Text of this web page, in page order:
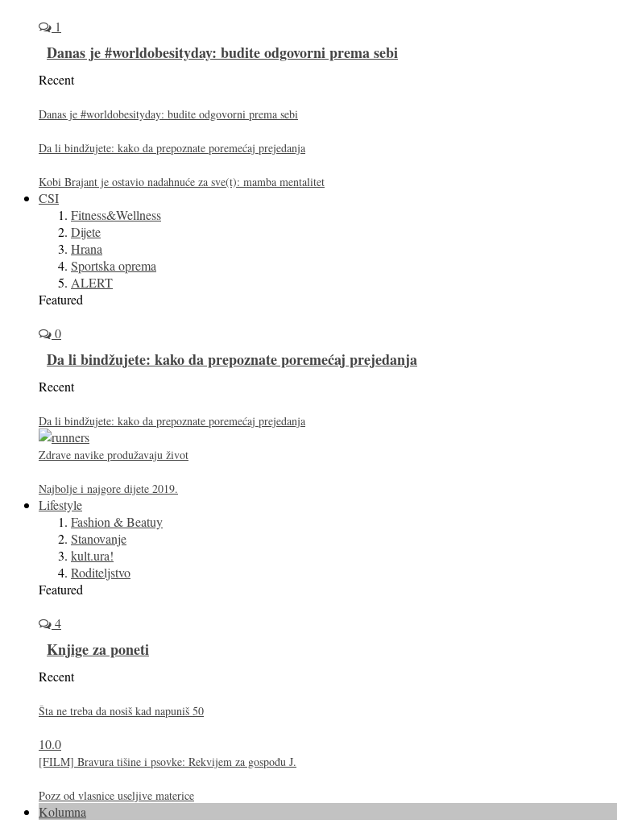
1
Danas je #worldobesityday: budite odgovorni prema sebi
Recent
Danas je #worldobesityday: budite odgovorni prema sebi
Da li bindžujete: kako da prepoznate poremećaj prejedanja
Kobi Brajant je ostavio nadahnuće za sve(t): mamba mentalitet
CSI
Fitness&Wellness
Dijete
Hrana
Sportska oprema
ALERT
Featured
0
Da li bindžujete: kako da prepoznate poremećaj prejedanja
Recent
Da li bindžujete: kako da prepoznate poremećaj prejedanja
Zdrave navike produžavaju život
Najbolje i najgore dijete 2019.
Lifestyle
Fashion & Beatuy
Stanovanje
kult.ura!
Roditeljstvo
Featured
4
Knjige za poneti
Recent
Šta ne treba da nosiš kad napuniš 50
10.0
[FILM] Bravura tišine i psovke: Rekvijem za gospođu J.
Pozz od vlasnice useljive materice
Kolumna